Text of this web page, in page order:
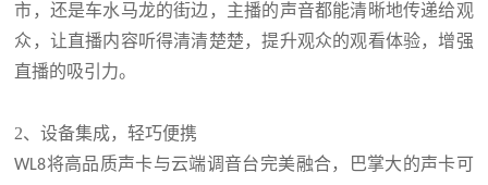
市，还是车水马龙的街边，主播的声音都能清晰地传递给观
众，让直播内容听得清清楚楚，提升观众的观看体验，增强
直播的吸引力。
2、设备集成，轻巧便携
WL8将高品质声卡与云端调音台完美融合，巴掌大的声卡可